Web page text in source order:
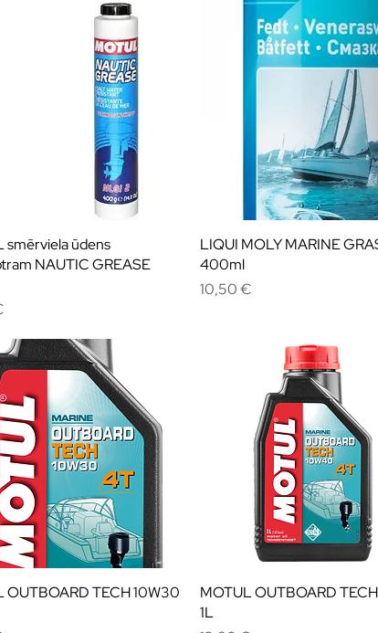
smērviela ūdens
NAUTIC GREASE
LIQUI MOLY MARINE
400ml
Cena
10,50 €
OUTBOARD TECH 10W30
MOTUL OUTBOARD
1L